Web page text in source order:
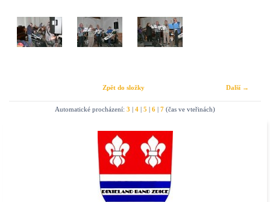
Další →
Zpět do složky
Automatické procházení: 3 | 4 | 5 | 6 | 7 (čas ve vteřinách)